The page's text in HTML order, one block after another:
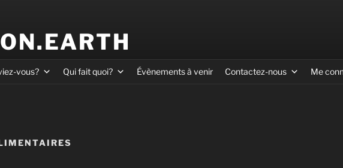
vous? Qui fait quoi? Évènements à venir Contactez-nous Me